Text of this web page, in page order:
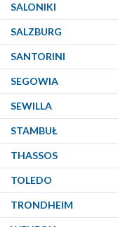
SALONIKI
SALZBURG
SANTORINI
SEGOWIA
SEWILLA
STAMBUŁ
THASSOS
TOLEDO
TRONDHEIM